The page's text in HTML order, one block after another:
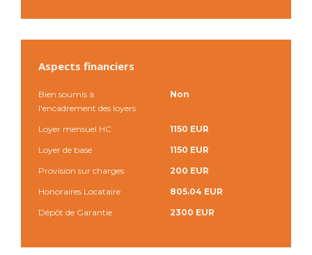
Aspects financiers
Bien soumis à
l'encadrement des loyers
Non
Loyer mensuel HC
1150 EUR
Loyer de base
1150 EUR
Provision sur charges
200 EUR
Honoraires Locataire
805.04 EUR
Dépôt de Garantie
2300 EUR